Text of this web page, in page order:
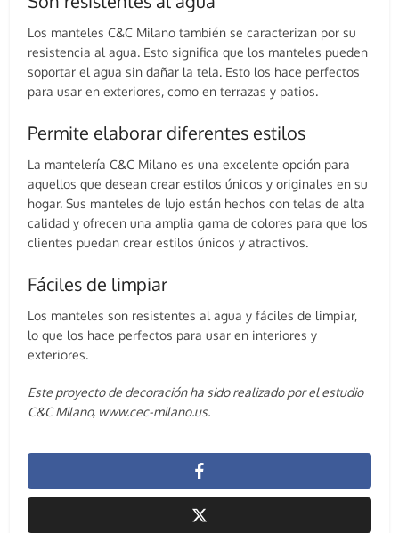
Los manteles C&C Milano también se caracterizan por su
resistencia al agua. Esto significa que los manteles pueden
soportar el agua sin dañar la tela. Esto los hace perfectos
para usar en exteriores, como en terrazas y patios.
Permite elaborar diferentes estilos
La mantelería C&C Milano es una excelente opción para
aquellos que desean crear estilos únicos y originales en su
hogar. Sus manteles de lujo están hechos con telas de alta
calidad y ofrecen una amplia gama de colores para que los
clientes puedan crear estilos únicos y atractivos.
Fáciles de limpiar
Los manteles son resistentes al agua y fáciles de limpiar,
lo que los hace perfectos para usar en interiores y
exteriores.
Este proyecto de decoración ha sido realizado por el estudio
C&C Milano, www.cec-milano.us.